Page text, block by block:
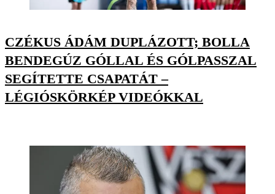
CZÉKUS ÁDÁM DUPLÁZOTT; BOLLA
BENDEGÚZ GÓLLAL ÉS GÓLPASSZAL
SEGÍTETTE CSAPATÁT –
LÉGIÓSKÖRKÉP VIDEÓKKAL